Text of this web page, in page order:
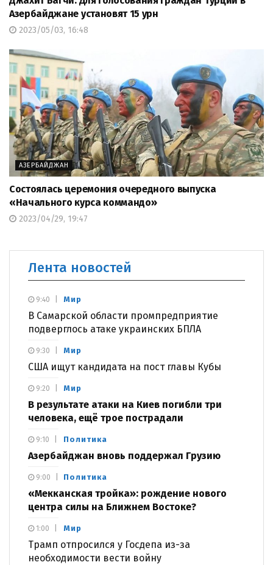
Азербайджане установят 15 урн
2023/05/03, 16:48
АЗЕРБАЙДЖАН
Состоялась церемония очередного выпуска
«Начального курса коммандо»
2023/04/29, 19:47
Лента новостей
Мир
В Самарской области промпредприятие
подверглось атаке украинских БПЛА
9:40
Мир
США ищут кандидата на пост главы Кубы
9:30
Мир
В результате атаки на Киев погибли три
человека, ещё трое пострадали
9:20
Политика
Азербайджан вновь поддержал Грузию
9:10
Политика
«Мекканская тройка»: рождение нового
центра силы на Ближнем Востоке?
9:00
Мир
Трамп отпросился у Госдепа из-за
необходимости вести войну
1:00